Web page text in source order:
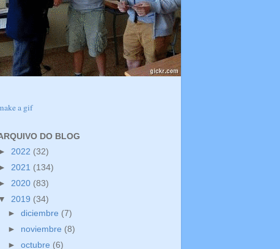
a gif
DO BLOG
2022 (32)
2021 (134)
2020 (83)
▼ 2019 (34)
►diciembre (7)
► noviembre (8)
►octubre (6)